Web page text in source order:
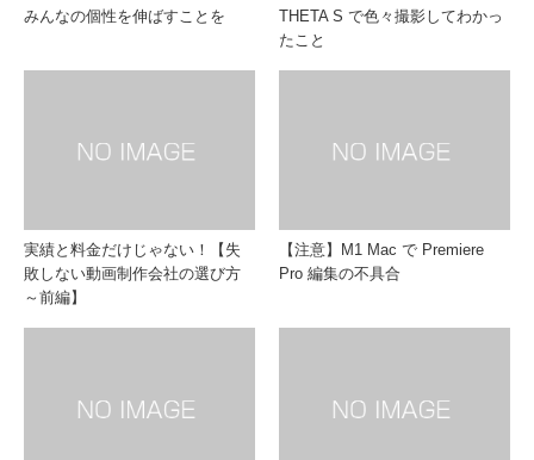
みんなの個性を伸ばすことを
THETA S で色々撮影してわかっ
たこと
実績と料金だけじゃない！【失
敗しない動画制作会社の選び方
～前編】
【注意】M1 Mac で Premiere
Pro 編集の不具合